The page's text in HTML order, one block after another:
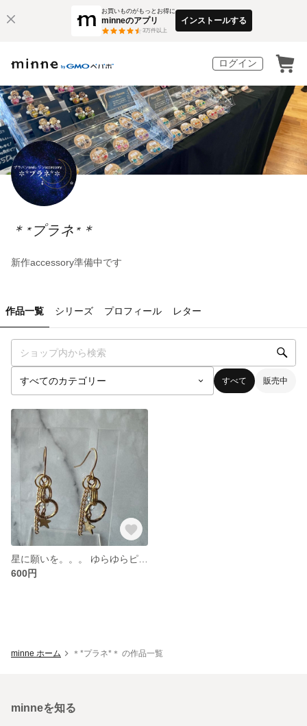
お買いものがもっとお得に
minneのアプリ
3万件以上
インストールする
ログイン
＊*プラネ*＊
新作accessory準備中です
作品一覧 シリーズ プロフィール レター
すべて 販売中
600円
minne ホーム ＊*プラネ*＊ の作品一覧
minneを知る